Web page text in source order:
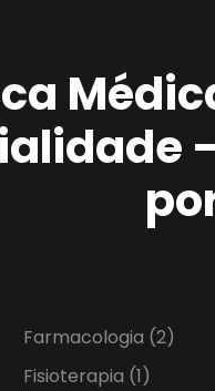
Farmacologia (2)
Fisioterapia (1)